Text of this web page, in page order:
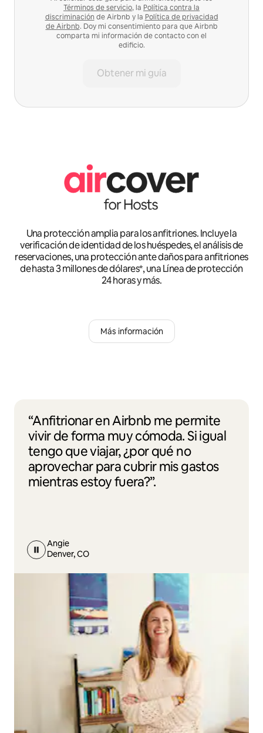
Términos de servicio, la Política contra la
discriminación de Airbnb y la Política de privacidad
de Airbnb. Doy mi consentimiento para que Airbnb
comparta mi información de contacto con el
edificio.
Obtener mi guía
Una protección amplia para los anfitriones. Incluye la
verificación de identidad de los huéspedes, el análisis de
reservaciones, una protección ante daños para anfitriones
de hasta 3 millones de dólares*, una Línea de protección
24 horas y más.
Más información
“Anfitrionar en Airbnb me permite
vivir de forma muy cómoda. Si igual
tengo que viajar, ¿por qué no
aprovechar para cubrir mis gastos
mientras estoy fuera?”.
Angie
Denver, CO